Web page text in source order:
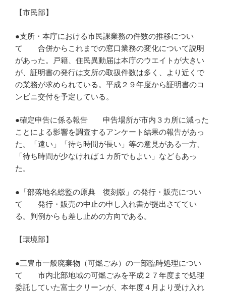
【市民部】
●支所・本庁における市民課業務の件数の推移につい
て 合併からこれまでの窓口業務の変化について説明
があった。戸籍、住民異動届は本庁のウエイトが大きい
が、証明書の発行は支所の取扱件数は多く、より近くで
の業務が求められている。平成２９年度から証明書のコ
ンビニ交付を予定している。
●確定申告に係る報告 申告場所が市内３カ所に減った
ことによる影響を調査するアンケート結果の報告があっ
た。「遠い」「待ち時間が長い」等の意見がある一方、
「待ち時間が少なければ１カ所でもよい」などもあっ
た。
●「部落地名総監の原典 復刻版」の発行・販売につい
て 発行・販売の中止の申し入れ書が提出さててい
る。判例からも差し止めの方向である。
【環境部】
●三豊市一般廃棄物（可燃ごみ）の一部臨時処理につい
て 市内北部地域の可燃ごみを平成２７年度まで処理
委託していた富士クリーンが、本年度４月より受け入れ